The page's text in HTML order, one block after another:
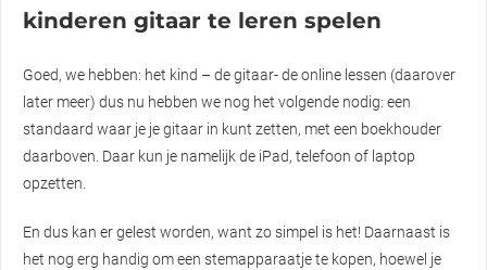
kinderen gitaar te leren spelen
Goed, we hebben: het kind – de gitaar- de online lessen (daarover
later meer) dus nu hebben we nog het volgende nodig: een
standaard waar je je gitaar in kunt zetten, met een boekhouder
daarboven. Daar kun je namelijk de iPad, telefoon of laptop
opzetten.
En dus kan er gelest worden, want zo simpel is het! Daarnaast is
het nog erg handig om een stemapparaatje te kopen, hoewel je